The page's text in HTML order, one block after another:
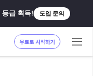
등급 획득! 도입 문의
무료로 시작하기